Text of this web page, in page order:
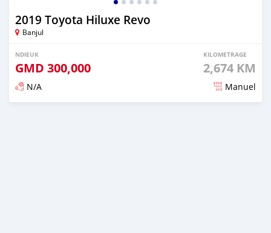
2019 Toyota Hiluxe Revo
Banjul
NDIEUK
GMD 300,000
KILOMETRAGE
2,674 KM
N/A Manuel